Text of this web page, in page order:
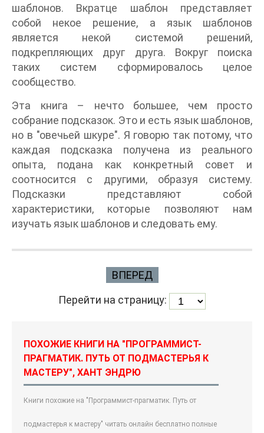
шаблонов. Вкратце шаблон представляет
собой некое решение, а язык шаблонов
является некой системой решений,
подкрепляющих друг друга. Вокруг поиска
таких систем сформировалось целое
сообщество.
Эта книга – нечто большее, чем просто
собрание подсказок. Это и есть язык шаблонов,
но в "овечьей шкуре". Я говорю так потому, что
каждая подсказка получена из реального
опыта, подана как конкретный совет и
соотносится с другими, образуя систему.
Подсказки представляют собой
характеристики, которые позволяют нам
изучать язык шаблонов и следовать ему.
ВПЕРЕД
Перейти на страницу:
ПОХОЖИЕ КНИГИ НА "ПРОГРАММИСТ-
ПРАГМАТИК. ПУТЬ ОТ ПОДМАСТЕРЬЯ К
МАСТЕРУ", ХАНТ ЭНДРЮ
Книги похожие на "Программист-прагматик. Путь от
подмастерья к мастеру" читать онлайн бесплатно полные